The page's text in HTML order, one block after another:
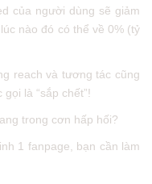
của người dùng sẽ giảm
nào đó có thể về 0% (tỷ
reach và tương tác cũng
là “sắp chết”!
trong cơn hấp hối?
1 fanpage, bạn cần làm